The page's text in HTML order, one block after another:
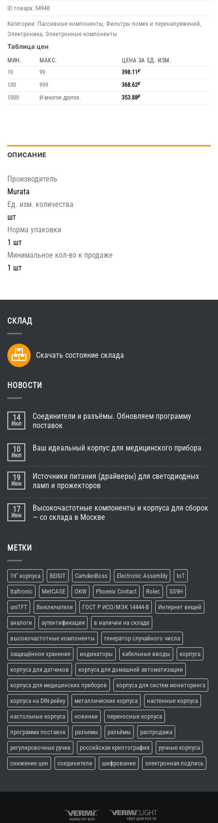
ID товара: 54948
Категории: Пассивные компоненты, Фильтры помех и перенапряжений,
Электроника, Электронные компоненты
Таблица цен
МИН. МАКС.
ЦЕНА ЗА ЕД. ИЗМ.
10
99 398.11₽
100 999 368.62₽
1000 И многое другое. 353.88₽
ОПИСАНИЕ
Производитель
Murata
Ед. изм. количества
шт
Норма упаковки
1 шт
Минимальное кол-во к продаже
1 шт
СКЛАД
Скачать состояние склада
НОВОСТИ
14
Июл
Соединители и разъёмы. Обновляем программу
поставок
10
Июл
Ваш идеальный корпус для медицинского прибора
19
Июн
Источники питания (драйверы) для светодиодных
ламп и прожекторов
17
Июн
Высокочастотные компоненты и корпуса для сборок
— со склада в Москве
МЕТКИ
19" корпуса BEISIT CamdenBoss Electronic Assembly IoT
Italtronic MetCASE OKW Phoenix Contact Rolec SS9H
uniTFT Выключатели ГОСТ Р ИСО/МЭК 14444-В Интернет вещей
аналоги аутентификация в наличии на складе
высокочастотные компоненты генератор случайного числа
защищённое хранение индикаторы кабельные вводы корпуса
корпуса для датчиков корпуса для домашней автоматизации
корпуса для медицинских приборов корпуса для систем мониторинга
корпуса на DIN-рейку металлические корпуса настенные корпуса
настольные корпуса новинки переносные корпуса
программа поставок разъемы разъёмы распродажа
регулировочные ручки российская криптография ручные корпуса
снижение цен соединители шифрование электронная подпись